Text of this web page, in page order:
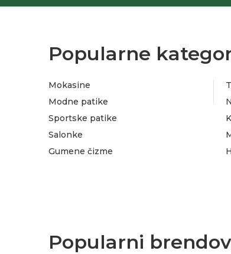
Popularne
Mokasine
Modne patike
Sportske patike
Salonke
Gumene čizme
Popularni